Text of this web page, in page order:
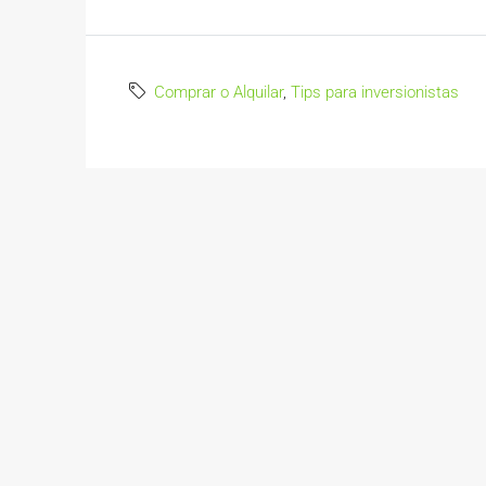
Comprar o Alquilar, Tips para inversionistas